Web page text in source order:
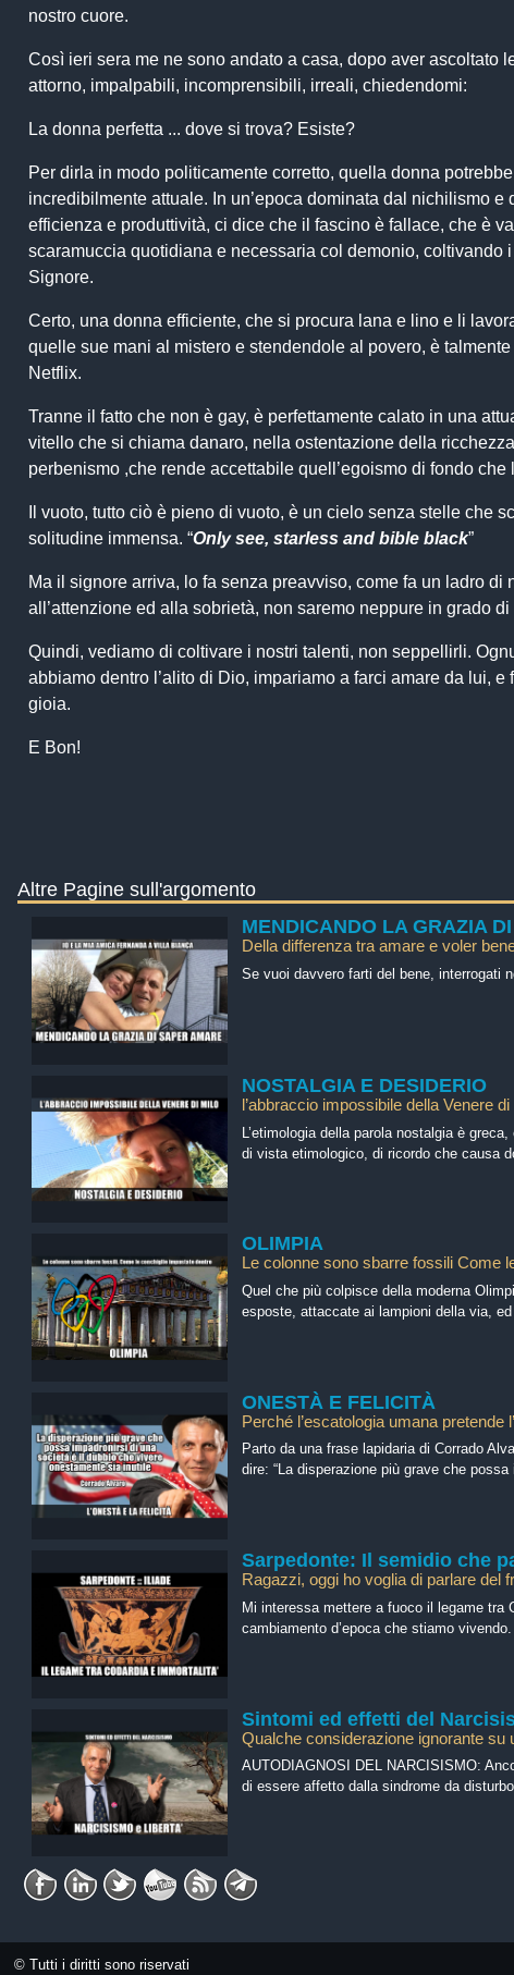
nostro cuore.
Così ieri sera me ne sono andato a casa, dopo aver ascoltato
attorno, impalpabili, incomprensibili, irreali, chiedendomi:
La donna perfetta ... dove si trova? Esiste?
Per dirla in modo politicamente corretto, quella donna
incredibilmente attuale. In un’epoca dominata dal nichilismo
efficienza e produttività, ci dice che il fascino è fallace, che è
scaramuccia quotidiana e necessaria col demonio, coltivando
Signore.
Certo, una donna efficiente, che si procura lana e lino e li
quelle sue mani al mistero e stendendole al povero, è
Netflix.
Tranne il fatto che non è gay, è perfettamente calato in una
vitello che si chiama danaro, nella ostentazione della
perbenismo ,che rende accettabile quell’egoismo di fondo che
Il vuoto, tutto ciò è pieno di vuoto, è un cielo senza stelle che
solitudine immensa. “Only see, starless and bible black”
Ma il signore arriva, lo fa senza preavviso, come fa un ladro
all’attenzione ed alla sobrietà, non saremo neppure in grado
Quindi, vediamo di coltivare i nostri talenti, non seppellirli.
abbiamo dentro l’alito di Dio, impariamo a farci amare da lui,
gioia.
E Bon!
Altre Pagine sull'argomento
MENDICANDO LA GRAZIA
Della differenza tra amare e voler
Se vuoi davvero farti del bene, interrogati
NOSTALGIA E DESIDERIO
l’abbraccio impossibile della Venere
L’etimologia della parola nostalgia è
di vista etimologico, di ricordo che causa
OLIMPIA
Le colonne sono sbarre fossili Come
Quel che più colpisce della moderna
esposte, attaccate ai lampioni della via,
ONESTÀ E FELICITÀ
Perché l’escatologia umana pretende
Parto da una frase lapidaria di Corrado
dire: “La disperazione più grave che
Sarpedonte: Il semidio che
Ragazzi, oggi ho voglia di parlare del
Mi interessa mettere a fuoco il legame tra
cambiamento d’epoca che stiamo vivendo.
Sintomi ed effetti del
Qualche considerazione ignorante su
AUTODIAGNOSI DEL NARCISISMO:
di essere affetto dalla sindrome da
© Tutti i diritti sono riservati